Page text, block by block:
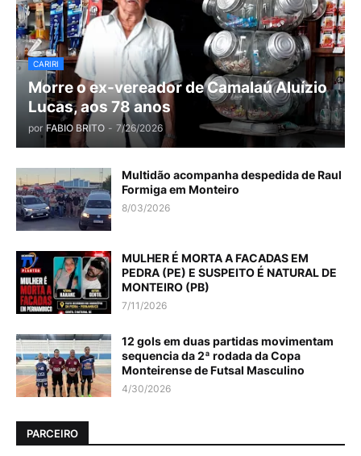
CARIRI
Morre o ex-vereador de Camalaú Aluízio
Lucas, aos 78 anos
por FABIO BRITO - 7/26/2026
Multidão acompanha despedida de Raul
Formiga em Monteiro
8/03/2026
MULHER É MORTA A FACADAS EM
PEDRA (PE) E SUSPEITO É NATURAL DE
MONTEIRO (PB)
7/11/2026
12 gols em duas partidas movimentam
sequencia da 2ª rodada da Copa
Monteirense de Futsal Masculino
4/30/2026
PARCEIRO